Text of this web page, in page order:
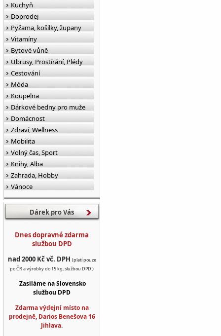
Kuchyň
Doprodej
Pyžama, košilky, župany
Vitamíny
Bytové vůně
Ubrusy, Prostírání, Plédy
Cestování
Móda
Koupelna
Dárkové bedny pro muže
Domácnost
Zdraví, Wellness
Mobilita
Volný čas, Sport
Knihy, Alba
Zahrada, Hobby
Vánoce
Dárek pro Vás
Dnes dopravné zdarma
službou DPD
nad 2000 Kč vč. DPH (platí pouze
po ČR a výrobky do 15 kg, službou DPD.)
Zasíláme na Slovensko
službou DPD
Zdarma výdejní místo na
prodejně, Darios Benešova 16
Jihlava.